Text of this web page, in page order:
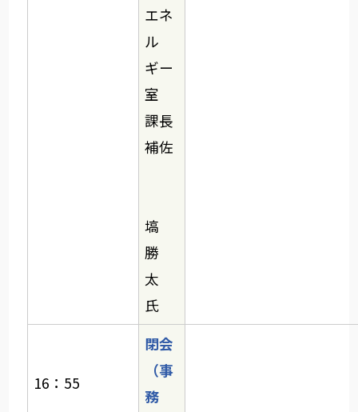
エネ
ル
ギー
室
課長
補佐
塙
勝
太
氏
16：55
閉会
（事
務